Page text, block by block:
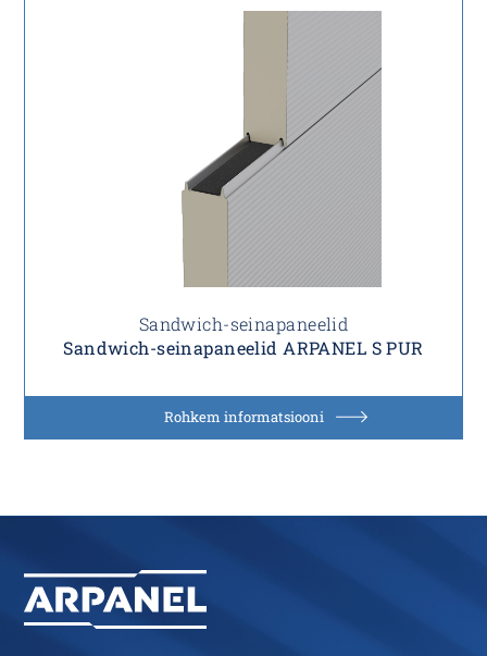
Sandwich-seinapaneelid
Sandwich-seinapaneelid ARPANEL S PUR
Rohkem informatsiooni